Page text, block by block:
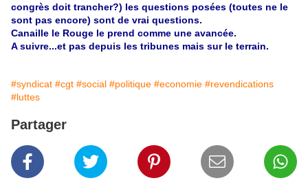
congrès doit trancher?) les questions posées (toutes ne le
sont pas encore) sont de vrai questions.
Canaille le Rouge le prend comme une avancée.
A suivre...et pas depuis les tribunes mais sur le terrain.
#syndicat #cgt #social #politique #economie #revendications
#luttes
Partager